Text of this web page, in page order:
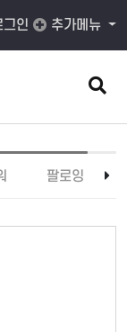
그인 추가메뉴
검
색
버
팔로잉